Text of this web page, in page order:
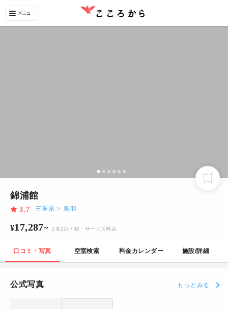
錦浦館
3.7 三重県 > 鳥羽
¥17,287~ 2名1泊 / 税・サービス料込
口コミ・写真 空室検索 料金カレンダー 施設/詳細
公式写真 もっとみる